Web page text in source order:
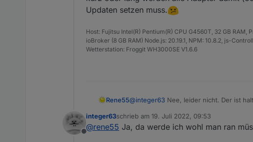
Updaten setzen muss.
Host: Fujitsu Intel(R) Pentium(R) CPU G4560T, 32 GB RAM,
ioBroker (8 GB RAM) Node.js: 20.19.1, NPM: 10.8.2, js-
Wetterstation: Froggit WH3000SE V1.6.6
Rene55@integer63 Nee, leider nicht. Der ist
muss.
Offline
integer63schrieb am 19. Juli 2022, 09:53
zuletzt editiert von
@rene55 Ja, da werde ich wohl man ran